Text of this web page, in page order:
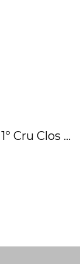
Cru Clos ...